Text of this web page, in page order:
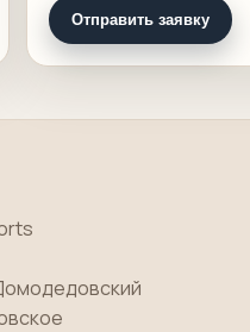
Отправить заявку